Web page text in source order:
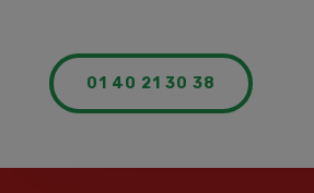
01 40 21 30 38